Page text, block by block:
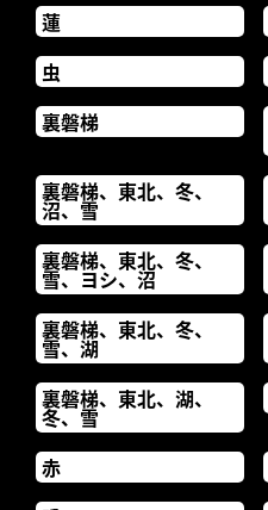
蓮
虫
裏磐梯
裏磐梯、東北、冬、
沼、雪
裏磐梯、東北、冬、
雪、ヨシ、沼
裏磐梯、東北、冬、
雪、湖
裏磐梯、東北、湖、
冬、雪
赤